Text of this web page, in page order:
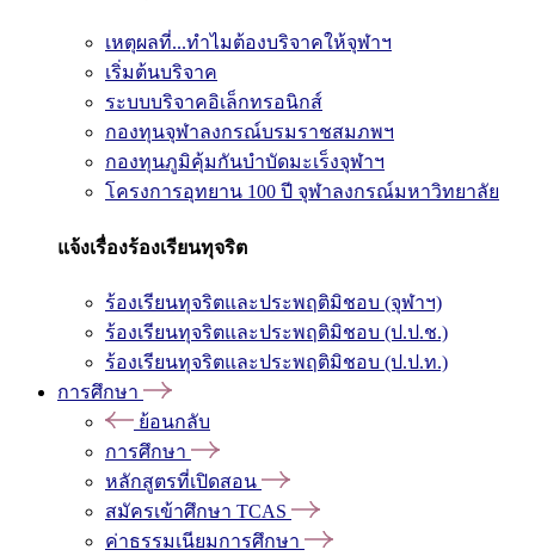
เหตุผลที่...ทำไมต้องบริจาคให้จุฬาฯ
เริ่มต้นบริจาค
ระบบบริจาคอิเล็กทรอนิกส์
กองทุนจุฬาลงกรณ์บรมราชสมภพฯ
กองทุนภูมิคุ้มกันบำบัดมะเร็งจุฬาฯ
โครงการอุทยาน 100 ปี จุฬาลงกรณ์มหาวิทยาลัย
แจ้งเรื่องร้องเรียนทุจริต
ร้องเรียนทุจริตและประพฤติมิชอบ (จุฬาฯ)
ร้องเรียนทุจริตและประพฤติมิชอบ (ป.ป.ช.)
ร้องเรียนทุจริตและประพฤติมิชอบ (ป.ป.ท.)
การศึกษา
ย้อนกลับ
การศึกษา
หลักสูตรที่เปิดสอน
สมัครเข้าศึกษา TCAS
ค่าธรรมเนียมการศึกษา